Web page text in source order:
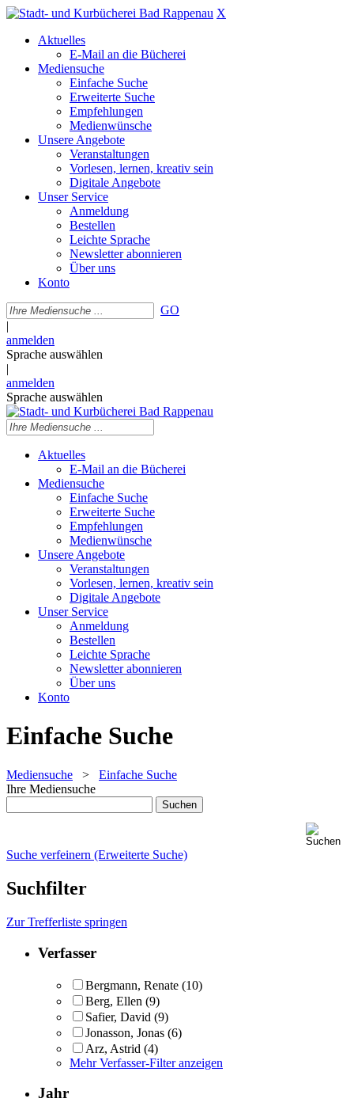
X
Aktuelles
E-Mail an die Bücherei
Mediensuche
Einfache Suche
Erweiterte Suche
Empfehlungen
Medienwünsche
Unsere Angebote
Veranstaltungen
Vorlesen, lernen, kreativ sein
Digitale Angebote
Unser Service
Anmeldung
Bestellen
Leichte Sprache
Newsletter abonnieren
Über uns
Konto
GO
|
anmelden
Sprache auswählen
|
anmelden
Sprache auswählen
Aktuelles
E-Mail an die Bücherei
Mediensuche
Einfache Suche
Erweiterte Suche
Empfehlungen
Medienwünsche
Unsere Angebote
Veranstaltungen
Vorlesen, lernen, kreativ sein
Digitale Angebote
Unser Service
Anmeldung
Bestellen
Leichte Sprache
Newsletter abonnieren
Über uns
Konto
Einfache Suche
Mediensuche > Einfache Suche
Ihre Mediensuche
Suche verfeinern (Erweiterte Suche)
Suchfilter
Zur Trefferliste springen
Verfasser
Bergmann, Renate (10)
Berg, Ellen (9)
Safier, David (9)
Jonasson, Jonas (6)
Arz, Astrid (4)
Mehr Verfasser-Filter anzeigen
Jahr